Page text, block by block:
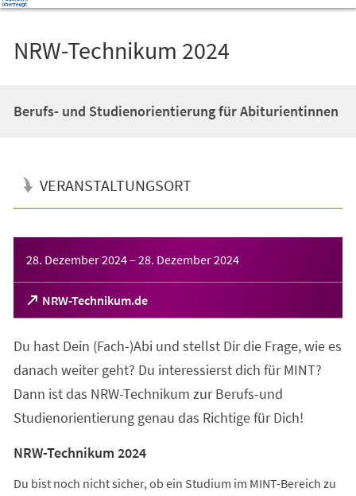
NRW-Technikum 2024
Berufs- und Studienorientierung für Abiturientinnen
VERANSTALTUNGSORT
28. Dezember 2024– 28. Dezember 2024
NRW-Technikum.de
(Öffnet
in
neuen
Du hast Dein (Fach-)Abi und stellst Dir die Frage, wie es
danach weiter geht? Du interessierst dich für MINT?
Dann ist das NRW-Technikum zur Berufs-und
Studienorientierung genau das Richtige für Dich!
NRW-Technikum 2024
Du bist noch nicht sicher, ob ein Studium im MINT-Bereich zu